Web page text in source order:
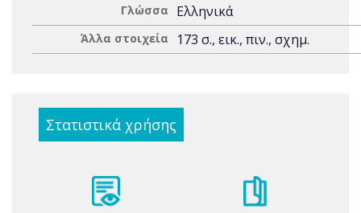
Γλώσσα Ελληνικά
Άλλα στοιχεία 173 σ., εικ., πιν., σχημ.
Στατιστικά χρήσης